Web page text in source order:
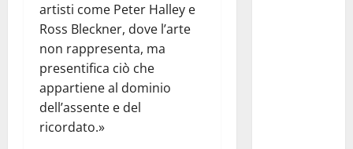
artisti come Peter Halley e
Ross Bleckner, dove l’arte
non rappresenta, ma
presentifica ciò che
appartiene al dominio
dell’assente e del
ricordato.»